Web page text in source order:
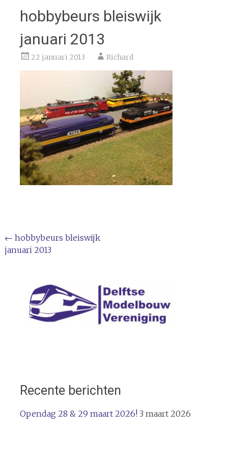
hobbybeurs bleiswijk
januari 2013
22 januari 2013 Richard
Bericht
navigatie
← hobbybeurs bleiswijk
januari 2013
Recente berichten
Opendag 28 & 29 maart 2026! 3 maart 2026